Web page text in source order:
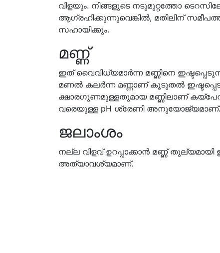
വിളയും. നിങ്ങളുടെ നടുമുറ്റത്തോ
ആഗ്രഹിക്കുന്നുവെങ്കിൽ, മതിലിന്
സഹായിക്കും.
മണ്ണ്
ഇത് വൈവിധ്യമാർന്ന മണ്ണിനെ
മണൽ കലർന്ന മണ്ണാണ് കൂടുതൽ
ക്ഷാരഗുണമുള്ളതുമായ മണ്ണിലാണ്
വരെയുള്ള pH ശ്രേണി അനുയോജ്യമാണ്.
ജലാംശം
നല്ല വിളവ് ഉറപ്പാക്കാൻ മണ്ണ്
അത്യാവശ്യമാണ്.